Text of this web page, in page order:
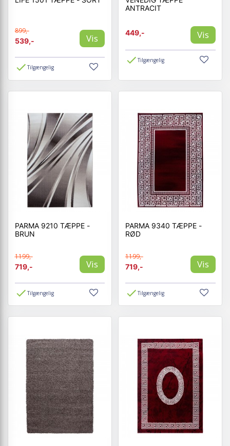
899,-
539,-
Vis
Tilgængelig
ANTRACIT
449,- Vis
Tilgængelig
PARMA 9210 TÆPPE -
BRUN
1199,-
719,-
Vis
Tilgængelig
PARMA 9340 TÆPPE -
RØD
1199,-
719,-
Vis
Tilgængelig